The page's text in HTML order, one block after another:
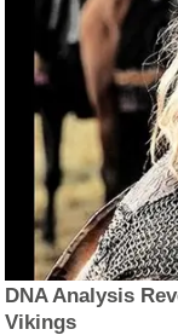
DNA Analysis
Vikings